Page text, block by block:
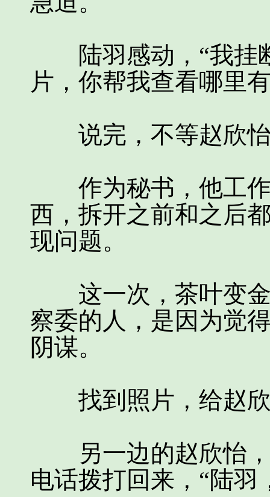
陆羽感动，“我挂
片，你帮我查看哪里
说完，不等赵欣怡
作为秘书，他工作
西，拆开之前和之后
现问题。
这一次，茶叶变金
察委的人，是因为觉
阴谋。
找到照片，给赵欣
另一边的赵欣怡，
电话拨打回来，“陆羽